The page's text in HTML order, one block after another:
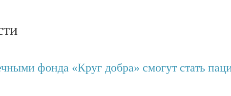
фонда «Круг добра» смогут стать